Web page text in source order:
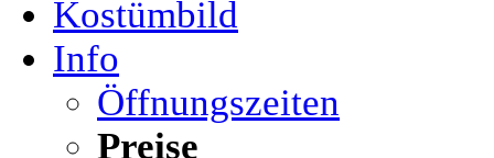
Kostümbild
Info
Öffnungszeiten
Preise